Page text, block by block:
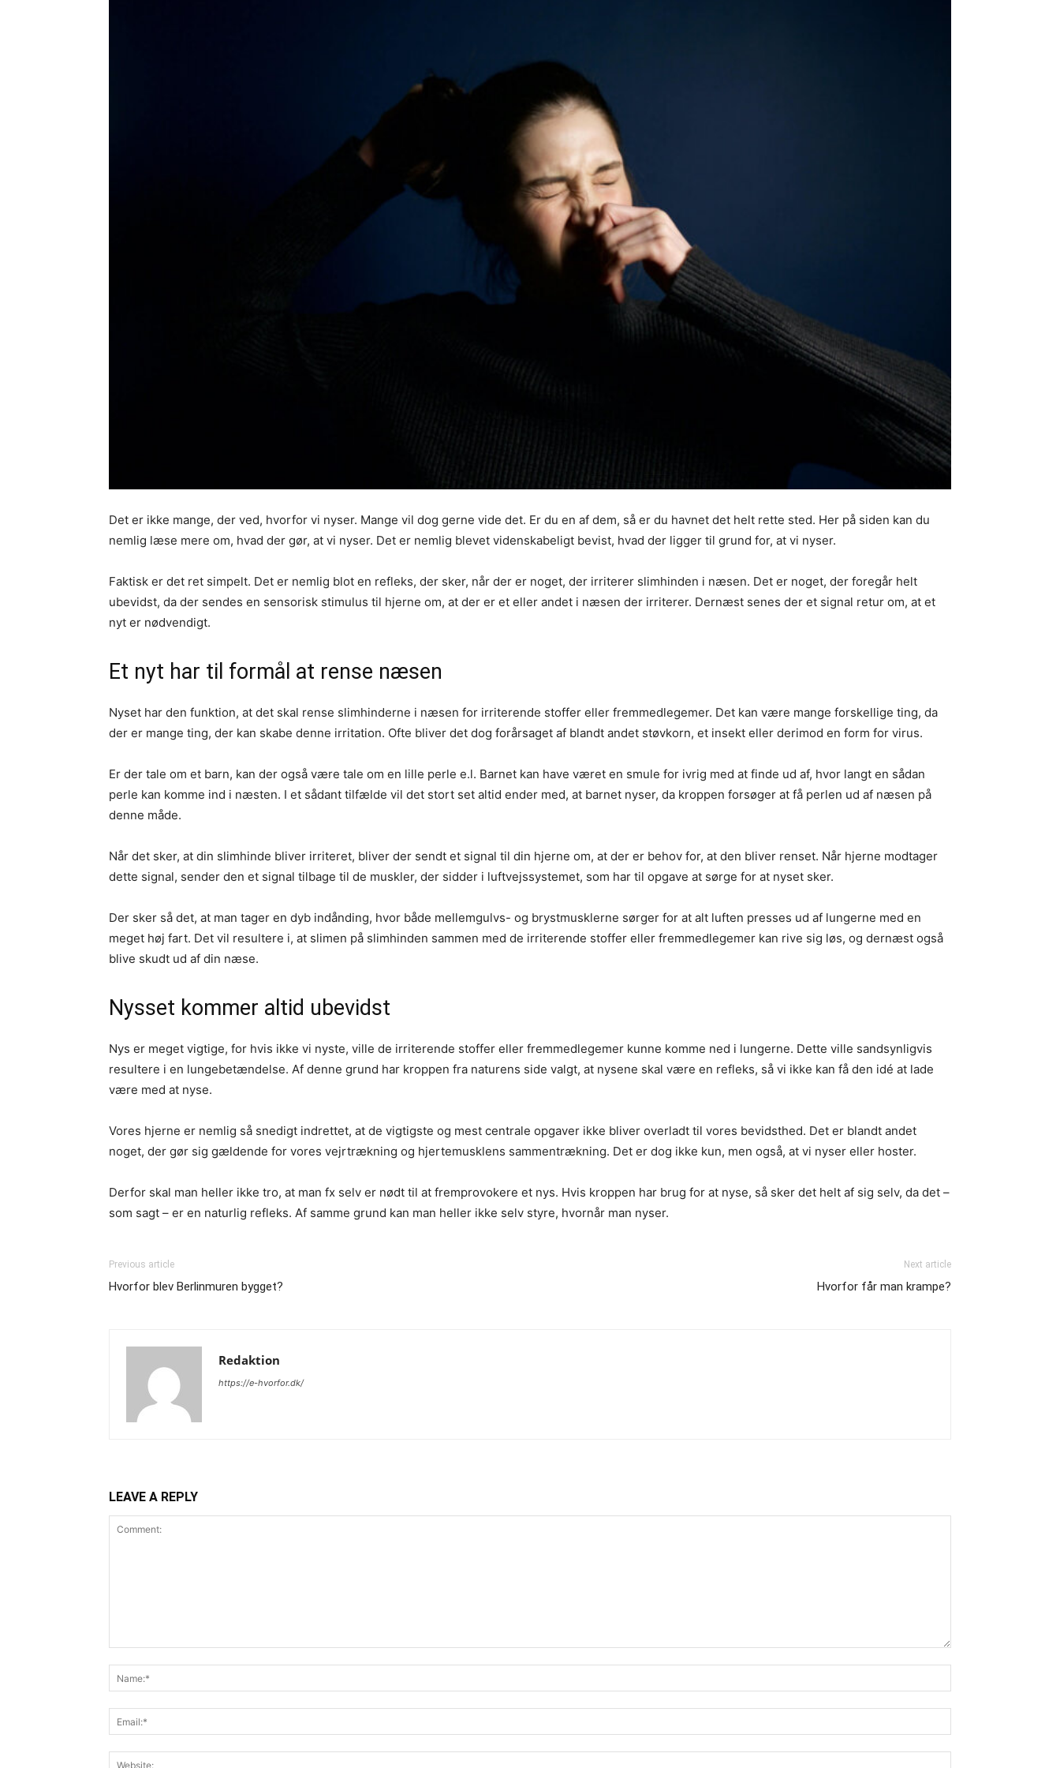
Det er ikke mange, der ved, hvorfor vi nyser. Mange vil dog gerne vide det. Er du en af dem, så er du havnet det helt rette sted. Her på siden kan du
nemlig læse mere om, hvad der gør, at vi nyser. Det er nemlig blevet videnskabeligt bevist, hvad der ligger til grund for, at vi nyser.
Faktisk er det ret simpelt. Det er nemlig blot en refleks, der sker, når der er noget, der irriterer slimhinden i næsen. Det er noget, der foregår helt
ubevidst, da der sendes en sensorisk stimulus til hjerne om, at der er et eller andet i næsen der irriterer. Dernæst senes der et signal retur om, at et
nyt er nødvendigt.
Et nyt har til formål at rense næsen
Nyset har den funktion, at det skal rense slimhinderne i næsen for irriterende stoffer eller fremmedlegemer. Det kan være mange forskellige ting, da
der er mange ting, der kan skabe denne irritation. Ofte bliver det dog forårsaget af blandt andet støvkorn, et insekt eller derimod en form for virus.
Er der tale om et barn, kan der også være tale om en lille perle e.l. Barnet kan have været en smule for ivrig med at finde ud af, hvor langt en sådan
perle kan komme ind i næsten. I et sådant tilfælde vil det stort set altid ender med, at barnet nyser, da kroppen forsøger at få perlen ud af næsen på
denne måde.
Når det sker, at din slimhinde bliver irriteret, bliver der sendt et signal til din hjerne om, at der er behov for, at den bliver renset. Når hjerne modtager
dette signal, sender den et signal tilbage til de muskler, der sidder i luftvejssystemet, som har til opgave at sørge for at nyset sker.
Der sker så det, at man tager en dyb indånding, hvor både mellemgulvs- og brystmusklerne sørger for at alt luften presses ud af lungerne med en
meget høj fart. Det vil resultere i, at slimen på slimhinden sammen med de irriterende stoffer eller fremmedlegemer kan rive sig løs, og dernæst også
blive skudt ud af din næse.
Nysset kommer altid ubevidst
Nys er meget vigtige, for hvis ikke vi nyste, ville de irriterende stoffer eller fremmedlegemer kunne komme ned i lungerne. Dette ville sandsynligvis
resultere i en lungebetændelse. Af denne grund har kroppen fra naturens side valgt, at nysene skal være en refleks, så vi ikke kan få den idé at lade
være med at nyse.
Vores hjerne er nemlig så snedigt indrettet, at de vigtigste og mest centrale opgaver ikke bliver overladt til vores bevidsthed. Det er blandt andet
noget, der gør sig gældende for vores vejrtrækning og hjertemusklens sammentrækning. Det er dog ikke kun, men også, at vi nyser eller hoster.
Derfor skal man heller ikke tro, at man fx selv er nødt til at fremprovokere et nys. Hvis kroppen har brug for at nyse, så sker det helt af sig selv, da det –
som sagt – er en naturlig refleks. Af samme grund kan man heller ikke selv styre, hvornår man nyser.
Previous article
Hvorfor blev Berlinmuren bygget?
Next article
Hvorfor får man krampe?
Redaktion
https://e-hvorfor.dk/
LEAVE A REPLY